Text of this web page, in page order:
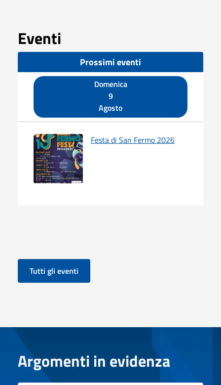
Eventi
Prossimi eventi
Domenica
9
Agosto
Festa di San Fermo 2026
Tutti gli eventi
Argomenti in evidenza